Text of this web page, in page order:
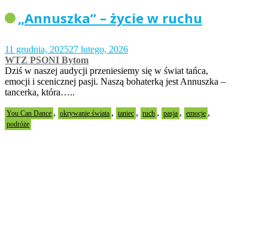
„Annuszka” – życie w ruchu
11 grudnia, 202527 lutego, 2026
WTZ PSONI Bytom
Dziś w naszej audycji przeniesiemy się w świat tańca,
emocji i scenicznej pasji. Naszą bohaterką jest Annuszka –
tancerka, która…..
You Can Dance , okrywanie świata , taniec , ruch , pasja , emocje ,
podróże